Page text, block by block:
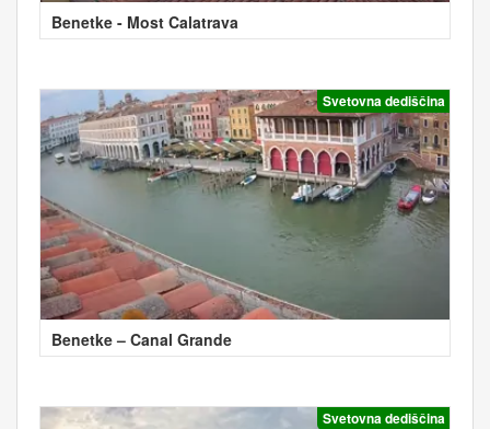
Benetke - Most Calatrava
Svetovna dediščina
Benetke – Canal Grande
Svetovna dediščina